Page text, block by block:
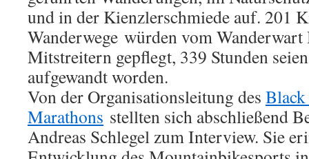
und in der Kienzlerschmiede auf. 201
Wanderwege würden vom Wanderwart
Mitstreitern gepflegt, 339 Stunden
aufgewandt worden.
Von der Organisationsleitung des
Marathons stellten sich abschließend
Andreas Schlegel zum Interview. Sie